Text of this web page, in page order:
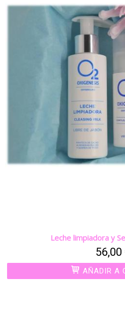
Leche limpiadora y
56,00
AÑADIR A